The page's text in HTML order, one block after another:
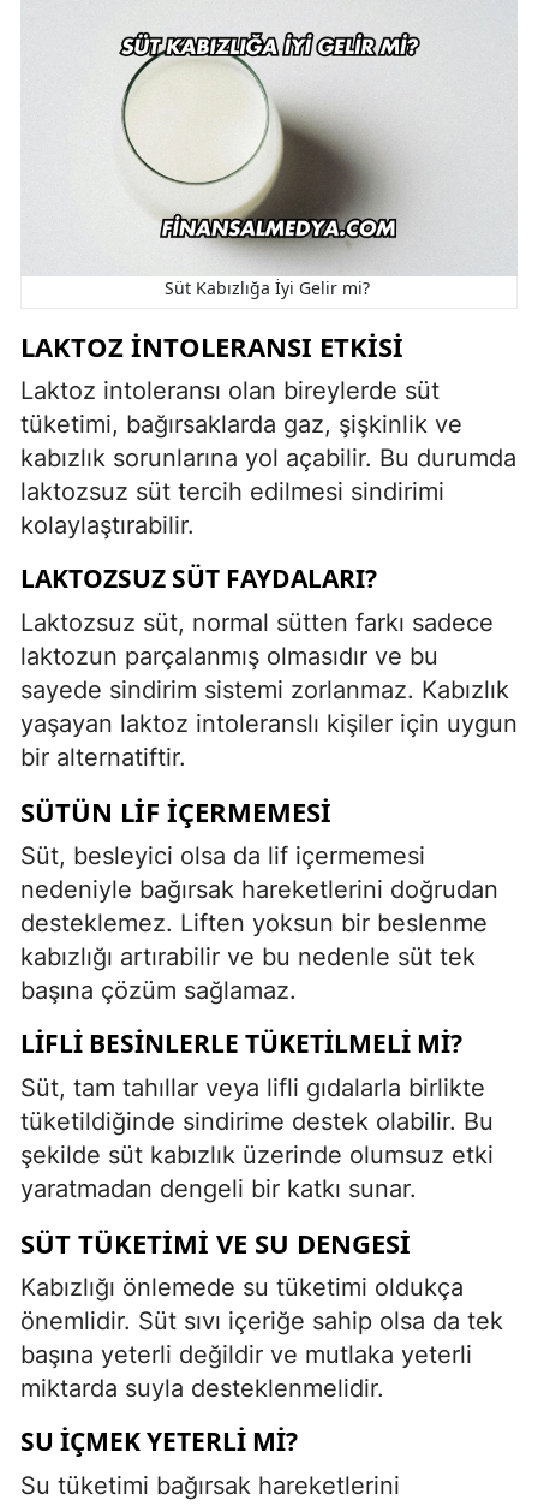
Süt Kabızlığa İyi Gelir mi?
LAKTOZ İNTOLERANSI ETKISI
Laktoz intoleransı olan bireylerde süt
tüketimi, bağırsaklarda gaz, şişkinlik ve
kabızlık sorunlarına yol açabilir. Bu durumda
laktozsuz süt tercih edilmesi sindirimi
kolaylaştırabilir.
LAKTOZSUZ SÜT FAYDALARI?
Laktozsuz süt, normal sütten farkı sadece
laktozun parçalanmış olmasıdır ve bu
sayede sindirim sistemi zorlanmaz. Kabızlık
yaşayan laktoz intoleranslı kişiler için uygun
bir alternatiftir.
SÜTÜN LIF İÇERMEMESI
Süt, besleyici olsa da lif içermemesi
nedeniyle bağırsak hareketlerini doğrudan
desteklemez. Liften yoksun bir beslenme
kabızlığı artırabilir ve bu nedenle süt tek
başına çözüm sağlamaz.
LIFLI BESINLERLE TÜKETILMELI MI?
Süt, tam tahıllar veya lifli gıdalarla birlikte
tüketildiğinde sindirime destek olabilir. Bu
şekilde süt kabızlık üzerinde olumsuz etki
yaratmadan dengeli bir katkı sunar.
SÜT TÜKETIMI VE SU DENGESI
Kabızlığı önlemede su tüketimi oldukça
önemlidir. Süt sıvı içeriğe sahip olsa da tek
başına yeterli değildir ve mutlaka yeterli
miktarda suyla desteklenmelidir.
SU İÇMEK YETERLI MI?
Su tüketimi bağırsak hareketlerini